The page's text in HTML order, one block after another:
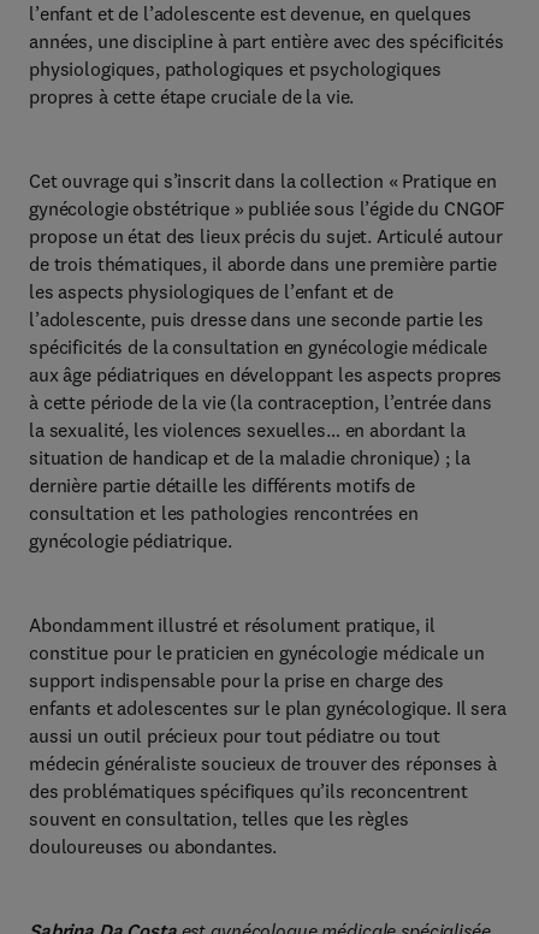
l’enfant et de l’adolescente est devenue, en quelques
années, une discipline à part entière avec des spécificités
physiologiques, pathologiques et psychologiques
propres à cette étape cruciale de la vie.
Cet ouvrage qui s’inscrit dans la collection « Pratique en
gynécologie obstétrique » publiée sous l’égide du CNGOF
propose un état des lieux précis du sujet. Articulé autour
de trois thématiques, il aborde dans une première partie
les aspects physiologiques de l’enfant et de
l’adolescente, puis dresse dans une seconde partie les
spécificités de la consultation en gynécologie médicale
aux âge pédiatriques en développant les aspects propres
à cette période de la vie (la contraception, l’entrée dans
la sexualité, les violences sexuelles… en abordant la
situation de handicap et de la maladie chronique) ; la
dernière partie détaille les différents motifs de
consultation et les pathologies rencontrées en
gynécologie pédiatrique.
Abondamment illustré et résolument pratique, il
constitue pour le praticien en gynécologie médicale un
support indispensable pour la prise en charge des
enfants et adolescentes sur le plan gynécologique. Il sera
aussi un outil précieux pour tout pédiatre ou tout
médecin généraliste soucieux de trouver des réponses à
des problématiques spécifiques qu’ils reconcentrent
souvent en consultation, telles que les règles
douloureuses ou abondantes.